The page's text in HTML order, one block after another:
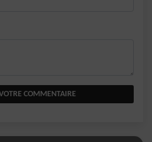
COMMENTAIRE